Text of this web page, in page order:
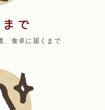
、食卓に届くまで